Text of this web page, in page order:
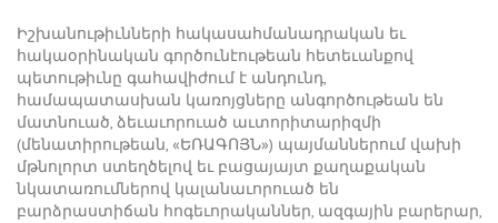
Իշխանութիւնների հակասահմանադրական եւ
հակաօրինական գործունէութեան հետեւանքով
պետութիւնը գահավիժում է անդունդ,
համապատասխան կառոյցները անգործութեան են
մատնուած, ձեւաւորուած աւտորիտարիզմի
(մենատիրութեան, «ԵՌԱԳՈՅՆ») պայմաններում վախի
մթնոլորտ ստեղծելով եւ բացայայտ քաղաքական
նկատառումներով կալանաւորուած են
բարձրաստիճան հոգեւորականներ, ազգային բարերար,